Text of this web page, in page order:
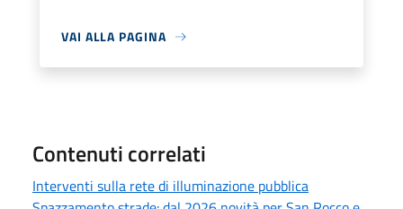
VAI ALLA PAGINA
Contenuti correlati
Interventi sulla rete di illuminazione pubblica